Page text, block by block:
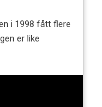
i 1998 fått flere
er like